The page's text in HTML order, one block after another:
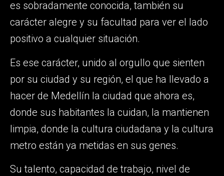
es sobradamente conocida, también su
carácter alegre y su facultad para ver el lado
positivo a cualquier situación.
Es ese carácter, unido al orgullo que sienten
por su ciudad y su región, el que ha llevado a
hacer de Medellín la ciudad que ahora es,
donde sus habitantes la cuidan, la mantienen
limpia, donde la cultura ciudadana y la cultura
metro están ya metidas en sus genes.
Su talento, capacidad de trabajo, nivel de